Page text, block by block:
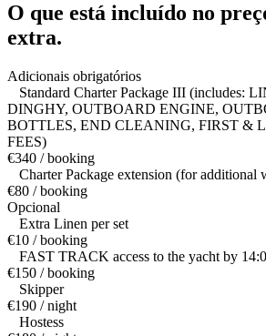
O que está incluído no
extra.
Adicionais obrigatórios
Standard Charter Package III (includes:
DINGHY, OUTBOARD ENGINE,
BOTTLES, END CLEANING, FIRST &
FEES)
€340 / booking
Charter Package extension (for additional
€80 / booking
Opcional
Extra Linen per set
€10 / booking
FAST TRACK access to the yacht by
€150 / booking
Skipper
€190 / night
Hostess